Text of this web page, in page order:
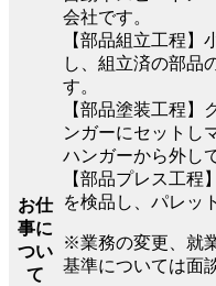
お仕
事に
つい
て
会社です。
【部品組立工程】
し、組立済の部品
す。
【部品塗装工程】
ンガーにセットし
ハンガーから外し
【部品プレス工程
を検品し、パレッ
※業務の変更、就
基準については面